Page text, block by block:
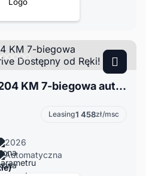
Cupra Leon 2.0 TSI 204 KM 7-biegowa automatyczna - DSG 4Drive Dostępny od Ręki!
Leasing1 458zł/msc
2026
Automatyczna